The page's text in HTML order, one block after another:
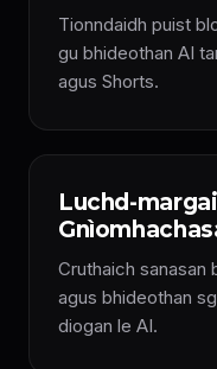
Tionndaidh puist
gu bhideothan AI
agus Shorts.
Luchd-
Cruthaich sanasan
agus bhideothan
diogan le AI.